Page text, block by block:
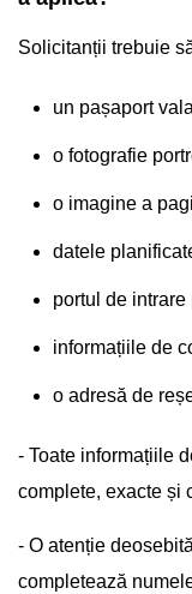
Solicitanții trebuie
un pașaport
o fotografie
o imagine a
datele
portul de intrare
informațiile de
o adresă de
- Toate informațiile
complete, exacte și
- O atenție
completează